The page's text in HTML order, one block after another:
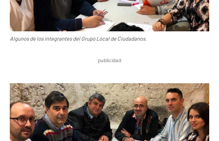
Algunos de los integrantes del Grupo Local de Ciudadanos.
publicidad